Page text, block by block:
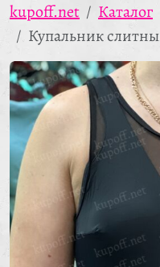
kupoff.net
Каталог
Купальник